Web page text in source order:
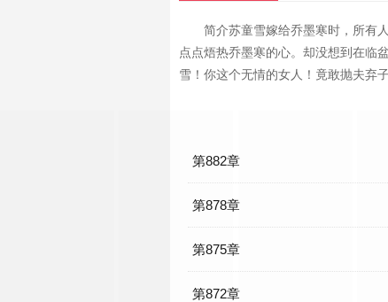
简介苏童雪嫁给乔墨寒时，所有
点点焐热乔墨寒的心。却没想到在临
雪！你这个无情的女人！竟敢抛夫弃
第882章
第878章
第875章
第872章